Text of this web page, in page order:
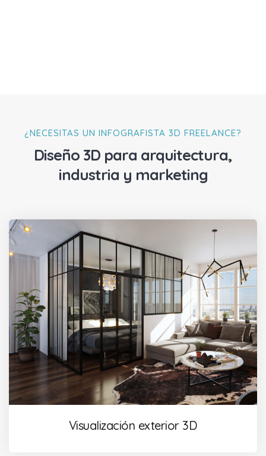
¿NECESITAS UN INFOGRAFISTA 3D FREELANCE?
Diseño 3D para arquitectura,
industria y marketing
Visualización exterior 3D